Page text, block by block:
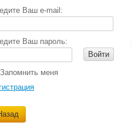
Ваш e-mail:
Ваш пароль:
Войти
Запомнить меня